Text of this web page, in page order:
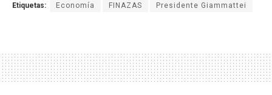
Etiquetas: Economía FINAZAS Presidente Giammattei